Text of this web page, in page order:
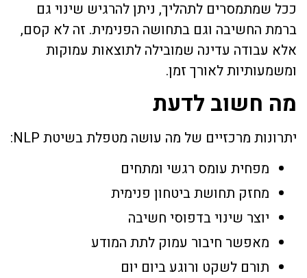
ככל שמתמסרים לתהליך, ניתן להרגיש שינוי גם
ברמת החשיבה וגם בתחושה הפנימית. זה לא קסם,
אלא עבודה עדינה שמובילה לתוצאות עמוקות
ומשמעותיות לאורך זמן.
מה חשוב לדעת
יתרונות מרכזיים של מה עושה מטפלת בשיטת NLP:
מפחית עומס רגשי ומתחים
מחזק תחושת ביטחון פנימית
יוצר שינוי בדפוסי חשיבה
מאפשר חיבור עמוק לתת המודע
תורם לשקט ורוגע ביום יום